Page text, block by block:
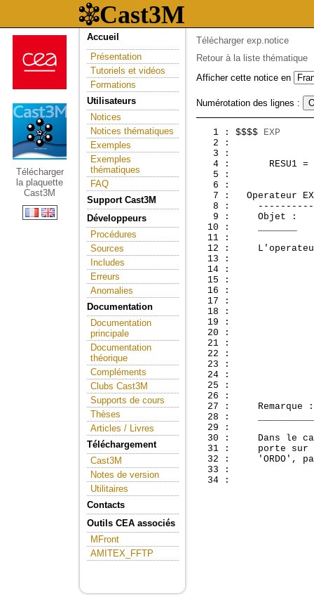
Télécharger
la plaquette
Cast3M
Accueil
Présentation
Tutoriels et vidéos
Formations
Utilisateurs
Notices
Notices thématiques
Exemples
Exemples
thématiques
FAQ
Support Cast3M
Développeurs
Procédures
Sources
Includes
Erreurs
Anomalies
Documentation
Documentation
principale
Documentation
théorique
Compléments
Clubs Cast3M
Supports de cours
Thèses
Articles / Livres
Téléchargement
Cast3M
Notes de version
Utilitaires
Contacts
Outils CEA associés
MFront
AMITEX_FFTP
Télécharger exp.notice
Retour à la liste thématique
Afficher cette notice en
Numérotation des lignes :
   1 : $$$$
EXP
2 :
   3 :
4 :       RESU1 =
   5 :
   6 :
   7 :
8 :
   9 :     Objet :
  10 :     _______
  11 :
12 :
  13 :
14 :
15 :
16 :
17 :
18 :
19 :
20 :
21 :
22 :
23 :
24 :
  25 :
  26 :
  27 :     Remarque :
  28 :     __________
  29 :
30 :     Dans le
31 :     porte sur
32 :     'ORDO',
  33 :